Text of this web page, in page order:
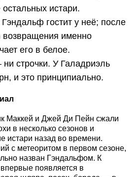
истари.
гостит у неё; после
возвращения именно
его в белое.
строчки. У Галадриэль
и это принципиально.
Маккей и Джей Ди Пейн сжали
в несколько сезонов и
истари назад во времени.
с метеоритом в первом сезоне,
назван Гэндальфом. К
появляется в